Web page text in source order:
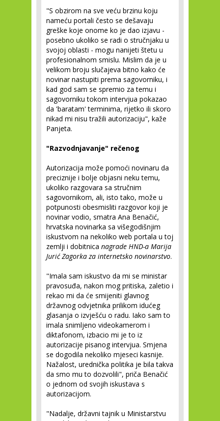
"S obzirom na sve veću brzinu koju
nameću portali često se dešavaju
greške koje onome ko je dao izjavu -
posebno ukoliko se radi o stručnjaku u
svojoj oblasti - mogu nanijeti štetu u
profesionalnom smislu. Mislim da je u
velikom broju slučajeva bitno kako će
novinar nastupiti prema sagovorniku, i
kad god sam se spremio za temu i
sagovorniku tokom intervjua pokazao
da 'baratam' terminima, rijetko ili skoro
nikad mi nisu tražili autorizaciju", kaže
Panjeta.
"Razvodnjavanje" rečenog
Autorizacija može pomoći novinaru da
preciznije i bolje objasni neku temu,
ukoliko razgovara sa stručnim
sagovornikom, ali, isto tako, može u
potpunosti obesmisliti razgovor koji je
novinar vodio, smatra Ana Benačić,
hrvatska novinarka sa višegodišnjim
iskustvom na nekoliko web portala u toj
zemlji i dobitnica nagrade HND-a Marija
Jurić Zagorka za internetsko novinarstvo.
"Imala sam iskustvo da mi se ministar
pravosuđa, nakon mog pritiska, zaletio i
rekao mi da će smijeniti glavnog
državnog odvjetnika prilikom idućeg
glasanja o izvješću o radu. Iako sam to
imala snimljeno videokamerom i
diktafonom, izbacio mi je to iz
autorizacije pisanog intervjua. Smjena
se dogodila nekoliko mjeseci kasnije.
Nažalost, urednička politika je bila takva
da smo mu to dozvolili", priča Benačić
o jednom od svojih iskustava s
autorizacijom.
"Nadalje, državni tajnik u Ministarstvu